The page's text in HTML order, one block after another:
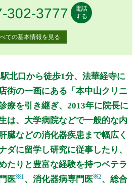
番号
302-3777
電話
する
ての基本情報を見る
月 月曜日
火 火曜日
水 水曜日
木木曜日
金 金曜日
土土曜日
日日曜日
祝
● ● ● ●
●
● ● ● ●
療内容等について、事前に必ず医療
たはお電話にてご確認ください。
詳細を見る
北口から徒歩1分、法華経寺に
街の一画にある「本中山クリニ
療を引き継ぎ、2013年に院長に
は、大学病院などで一般的な内
臓などの消化器疾患まで幅広く
ダに留学し研究に従事したり、
たりと豊富な経験を持つベテラ
医※1、消化器病専門医※2、総合